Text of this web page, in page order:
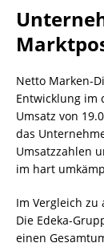
Netto Marken-
Entwicklung im
Umsatz von
das
Umsatzzahlen
im hart
Im Vergleich
Die Edeka-
einen